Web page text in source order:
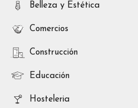
Belleza y Estética
Comercios
Construcción
Educación
Hosteleria